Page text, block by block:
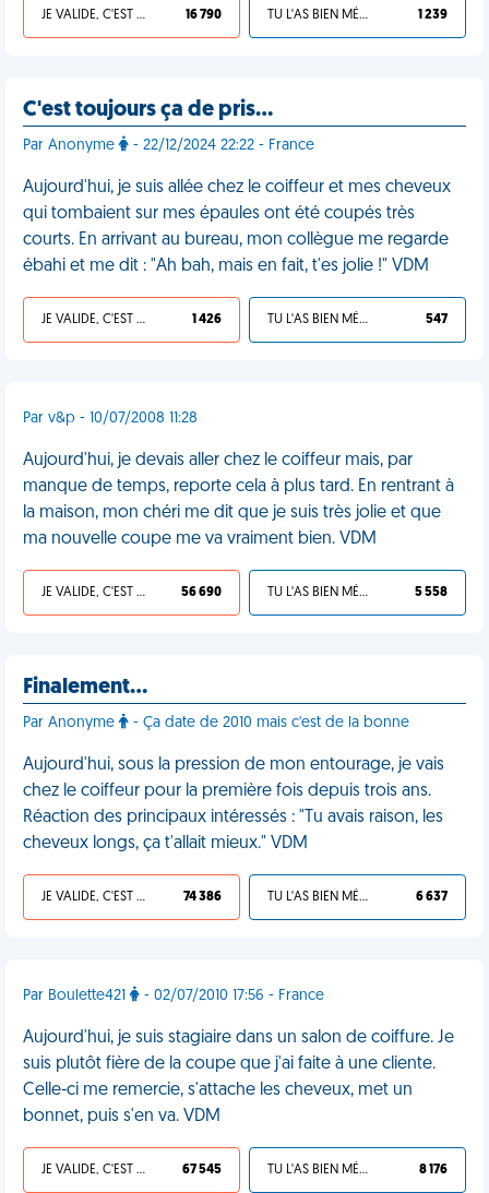
JE VALIDE, C'EST UNE VDM 16 790 TU L'AS BIEN MÉRITÉ 1 239
C'est toujours ça de pris…
Par Anonyme - 22/12/2024 22:22 - France
Aujourd'hui, je suis allée chez le coiffeur et mes cheveux
qui tombaient sur mes épaules ont été coupés très
courts. En arrivant au bureau, mon collègue me regarde
ébahi et me dit : "Ah bah, mais en fait, t'es jolie !" VDM
JE VALIDE, C'EST UNE VDM 1 426 TU L'AS BIEN MÉRITÉ 547
Par v&p - 10/07/2008 11:28
Aujourd'hui, je devais aller chez le coiffeur mais, par
manque de temps, reporte cela à plus tard. En rentrant à
la maison, mon chéri me dit que je suis très jolie et que
ma nouvelle coupe me va vraiment bien. VDM
JE VALIDE, C'EST UNE VDM 56 690 TU L'AS BIEN MÉRITÉ 5 558
Finalement…
Par Anonyme - Ça date de 2010 mais c'est de la bonne
Aujourd'hui, sous la pression de mon entourage, je vais
chez le coiffeur pour la première fois depuis trois ans.
Réaction des principaux intéressés : "Tu avais raison, les
cheveux longs, ça t'allait mieux." VDM
JE VALIDE, C'EST UNE VDM 74 386 TU L'AS BIEN MÉRITÉ 6 637
Par Boulette421 - 02/07/2010 17:56 - France
Aujourd'hui, je suis stagiaire dans un salon de coiffure. Je
suis plutôt fière de la coupe que j'ai faite à une cliente.
Celle-ci me remercie, s'attache les cheveux, met un
bonnet, puis s'en va. VDM
JE VALIDE, C'EST UNE VDM 67 545 TU L'AS BIEN MÉRITÉ 8 176